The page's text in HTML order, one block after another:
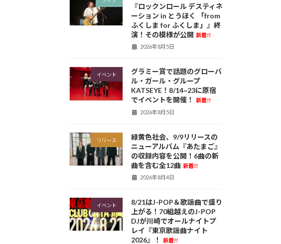
『ロックンロール デスティネ
ーション in とうほく 「from
ふくしま for ふくしま」』終
演！その模様が公開 新着!!
2026年8月5日
イベント
グラミー賞で話題のグローバ
ル・ガール・グループ
KATSEYE！8/14~23に原宿
でイベントを開催！
新着!!
2026年8月5日
リリース
緑黄色社会、9/9リリースの
ニューアルバム『あたまご』
の収録内容を公開！6曲の新
曲を含む全12曲 新着!!
2026年8月4日
イベント
8/21はJ-POP＆歌謡曲で盛り
上がる！70組越えのJ-POP
DJが川崎でオールナイトプ
レイ『東京歌謡曲ナイト
2026』！
新着!!